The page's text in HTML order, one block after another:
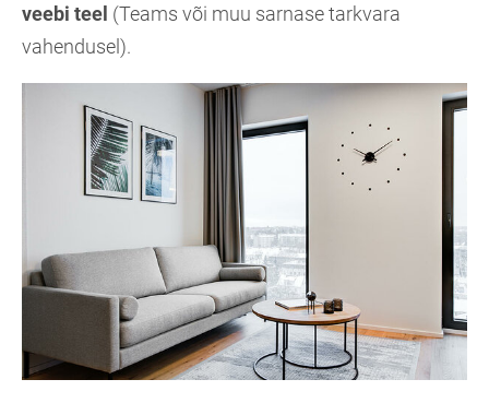
veebi teel (Teams või muu sarnase tarkvara
vahendusel).